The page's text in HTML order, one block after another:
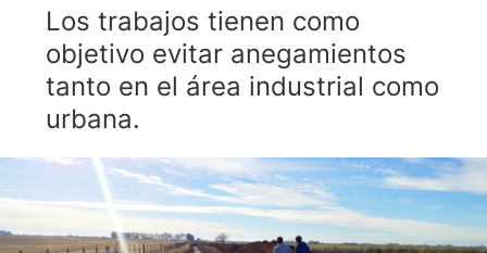
Los trabajos tienen como
objetivo evitar anegamientos
tanto en el área industrial como
urbana.